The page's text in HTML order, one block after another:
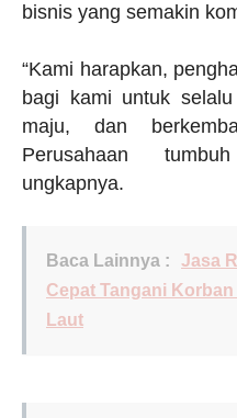
bisnis yang semakin
“Kami harapkan,
bagi kami untuk
maju, dan
Perusahaan
ungkapnya.
Baca Lainnya :
Jasa
Cepat Tangani
Laut